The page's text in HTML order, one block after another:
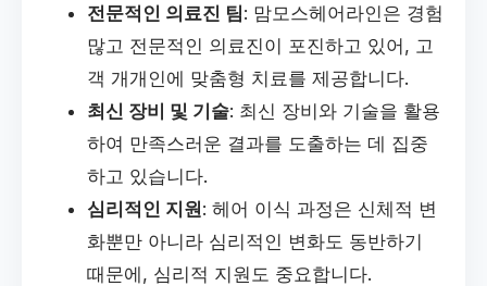
전문적인 의료진 팀: 맘모스헤어라인은 경험
많고 전문적인 의료진이 포진하고 있어, 고
객 개개인에 맞춤형 치료를 제공합니다.
최신 장비 및 기술: 최신 장비와 기술을 활용
하여 만족스러운 결과를 도출하는 데 집중
하고 있습니다.
심리적인 지원: 헤어 이식 과정은 신체적 변
화뿐만 아니라 심리적인 변화도 동반하기
때문에, 심리적 지원도 중요합니다.